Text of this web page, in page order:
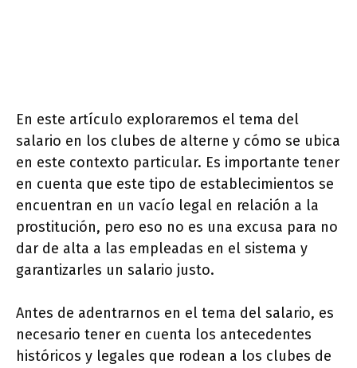
En este artículo exploraremos el tema del
salario en los clubes de alterne y cómo se ubica
en este contexto particular. Es importante tener
en cuenta que este tipo de establecimientos se
encuentran en un vacío legal en relación a la
prostitución, pero eso no es una excusa para no
dar de alta a las empleadas en el sistema y
garantizarles un salario justo.
Antes de adentrarnos en el tema del salario, es
necesario tener en cuenta los antecedentes
históricos y legales que rodean a los clubes de